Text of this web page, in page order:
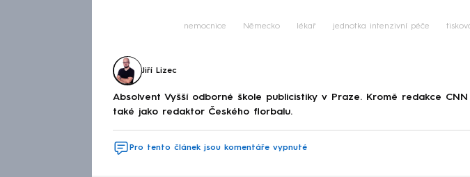
nemocnice Německo lékař jednotka intenzivní péče
Jiří Lizec
Absolvent Vyšší odborné škole publicistiky v Praze. Kromě redakce CNN
také jako redaktor Českého florbalu.
Pro tento článek jsou komentáře vypnuté